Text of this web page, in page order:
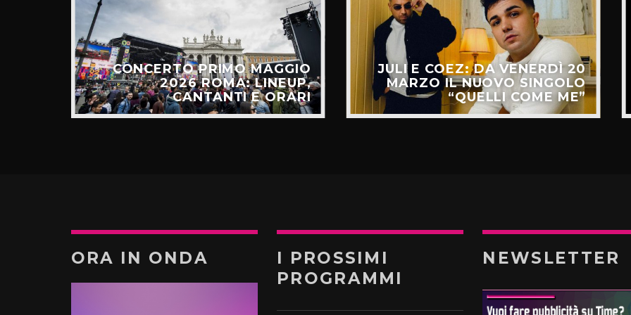
CONCERTO PRIMO MAGGIO
2026 ROMA: LINEUP,
CANTANTI E ORARI
JULI E COEZ: DA VENERDÌ 20
MARZO IL NUOVO SINGOLO
“QUELLI COME ME”
ORA IN ONDA
I PROSSIMI
PROGRAMMI
NEWSLETTER